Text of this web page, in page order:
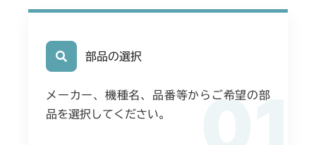
01
部品の選択
メーカー、機種名、品番等からご希望の部
品を選択してください。